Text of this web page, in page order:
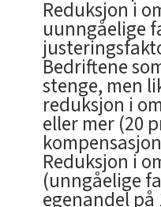
Reduksjon i
uunngåelige
Bedriftene
stenge, men
reduksjon i
eller mer (20
Reduksjon i
(unngåelige
egenandel på